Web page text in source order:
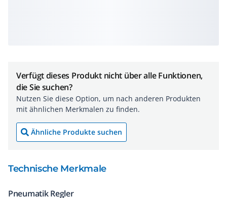
Verfügt dieses Produkt nicht über alle Funktionen,
die Sie suchen?
Nutzen Sie diese Option, um nach anderen Produkten
mit ähnlichen Merkmalen zu finden.
Ähnliche Produkte suchen
Technische Merkmale
Pneumatik Regler